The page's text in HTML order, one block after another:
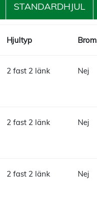
STANDARDHJUL
Hjultyp
2 fast 2 länk Nej
2 fast 2 länk Nej
2 fast 2 länk Nej